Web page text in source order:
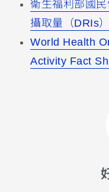
衛生福利部國
攝取量（DRIs）
World Health
Activity Fact